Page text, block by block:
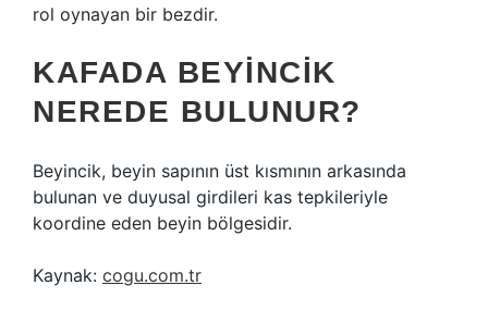
rol oynayan bir bezdir.
KAFADA BEYINCIK
NEREDE BULUNUR?
Beyincik, beyin sapının üst kısmının arkasında
bulunan ve duyusal girdileri kas tepkileriyle
koordine eden beyin bölgesidir.
Kaynak: cogu.com.tr